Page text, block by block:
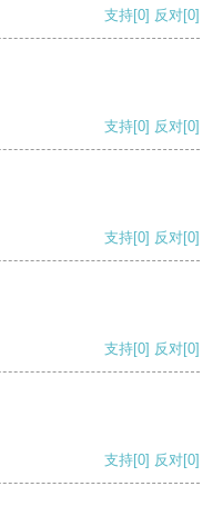
支持[0] 反对[0]
支持[0] 反对[0]
支持[0] 反对[0]
支持[0] 反对[0]
支持[0] 反对[0]